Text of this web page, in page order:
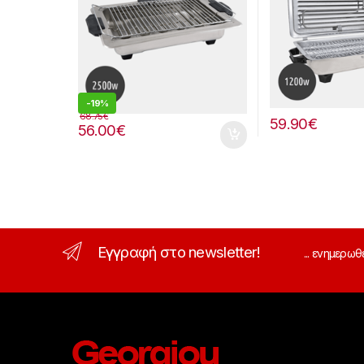
-19%
56.00€
68.75€ 59.90€
Εγγραφή στο newsletter! ...